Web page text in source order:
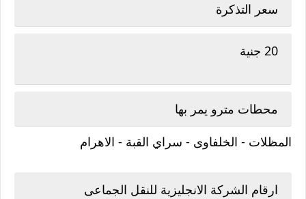
سعر التذكرة
20 جنية
محطات مترو يمر بها
المظلات - الخلفاوى - سراي القبة - الاهرام
ارقام الشركة الانجليزية للنقل الجماعى